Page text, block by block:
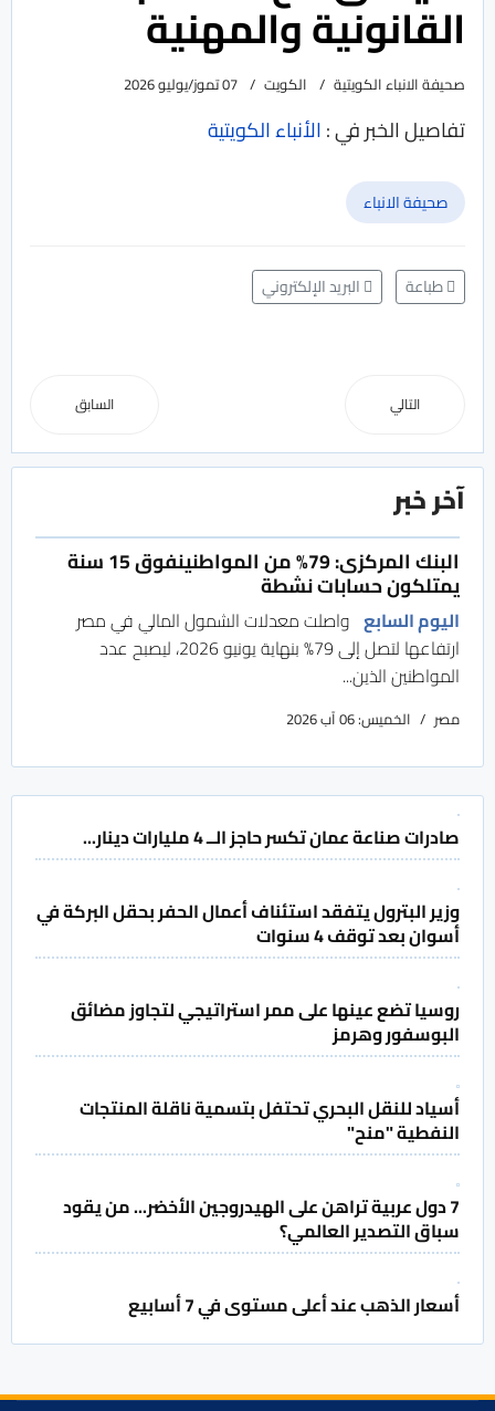
القانونية والمهنية
صحيفة الانباء الكويتية الكويت 07 تموز/يوليو 2026
تفاصيل الخبر في :الأنباء الكويتية
صحيفة الانباء
طباعة البريد الإلكتروني
السابق التالي
آخر خبر
البنك المركزى: 79% من المواطنينفوق 15 سنة
يمتلكون حسابات نشطة
اليوم السابع واصلت معدلات الشمول المالي في مصر
ارتفاعها لتصل إلى 79% بنهاية يونيو 2026، ليصبح عدد
المواطنين الذين...
مصر الخميس: 06 آب 2026
صادرات صناعة عمان تكسر حاجز الــ 4 مليارات دينار...
وزير البترول يتفقد استئناف أعمال الحفر بحقل البركة في
أسوان بعد توقف 4 سنوات
روسيا تضع عينها على ممر استراتيجي لتجاوز مضائق
البوسفور وهرمز
أسياد للنقل البحري تحتفل بتسمية ناقلة المنتجات
النفطية "منح"
7 دول عربية تراهن على الهيدروجين الأخضر... من يقود
سباق التصدير العالمي؟
أسعار الذهب عند أعلى مستوى في 7 أسابيع